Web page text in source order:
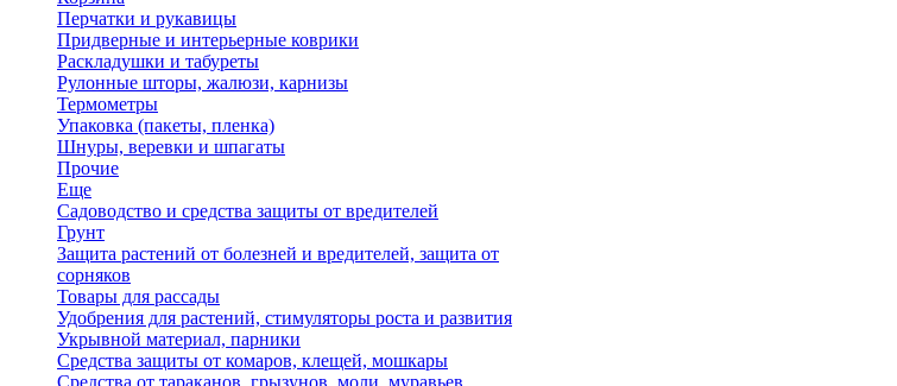
Перчатки и рукавицы
Придверные и интерьерные коврики
Раскладушки и табуреты
Рулонные шторы, жалюзи, карнизы
Термометры
Упаковка (пакеты, пленка)
Шнуры, веревки и шпагаты
Прочие
Еще
Садоводство и средства защиты от вредителей
Грунт
Защита растений от болезней и вредителей, защита от
сорняков
Товары для рассады
Удобрения для растений, стимуляторы роста и развития
Укрывной материал, парники
Средства защиты от комаров, клещей, мошкары
Средства от тараканов, грызунов, моли, муравьев